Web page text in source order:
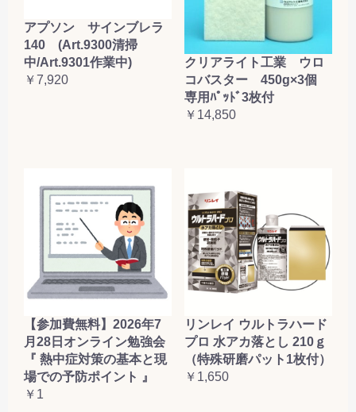
アプソン サインブレラ
140 (Art.9300清掃
中/Art.9301作業中)
￥7,920
クリアライト工業 ウロ
コバスター 450g×3個
専用ﾊﾟｯﾄﾞ3枚付
￥14,850
【参加費無料】2026年7
月28日オンライン勉強会
『 熱中症対策の基本と現
場での予防ポイント 』
￥1
リンレイ ウルトラハード
プロ 水アカ落とし 210ｇ
（特殊研磨パット1枚付）
￥1,650